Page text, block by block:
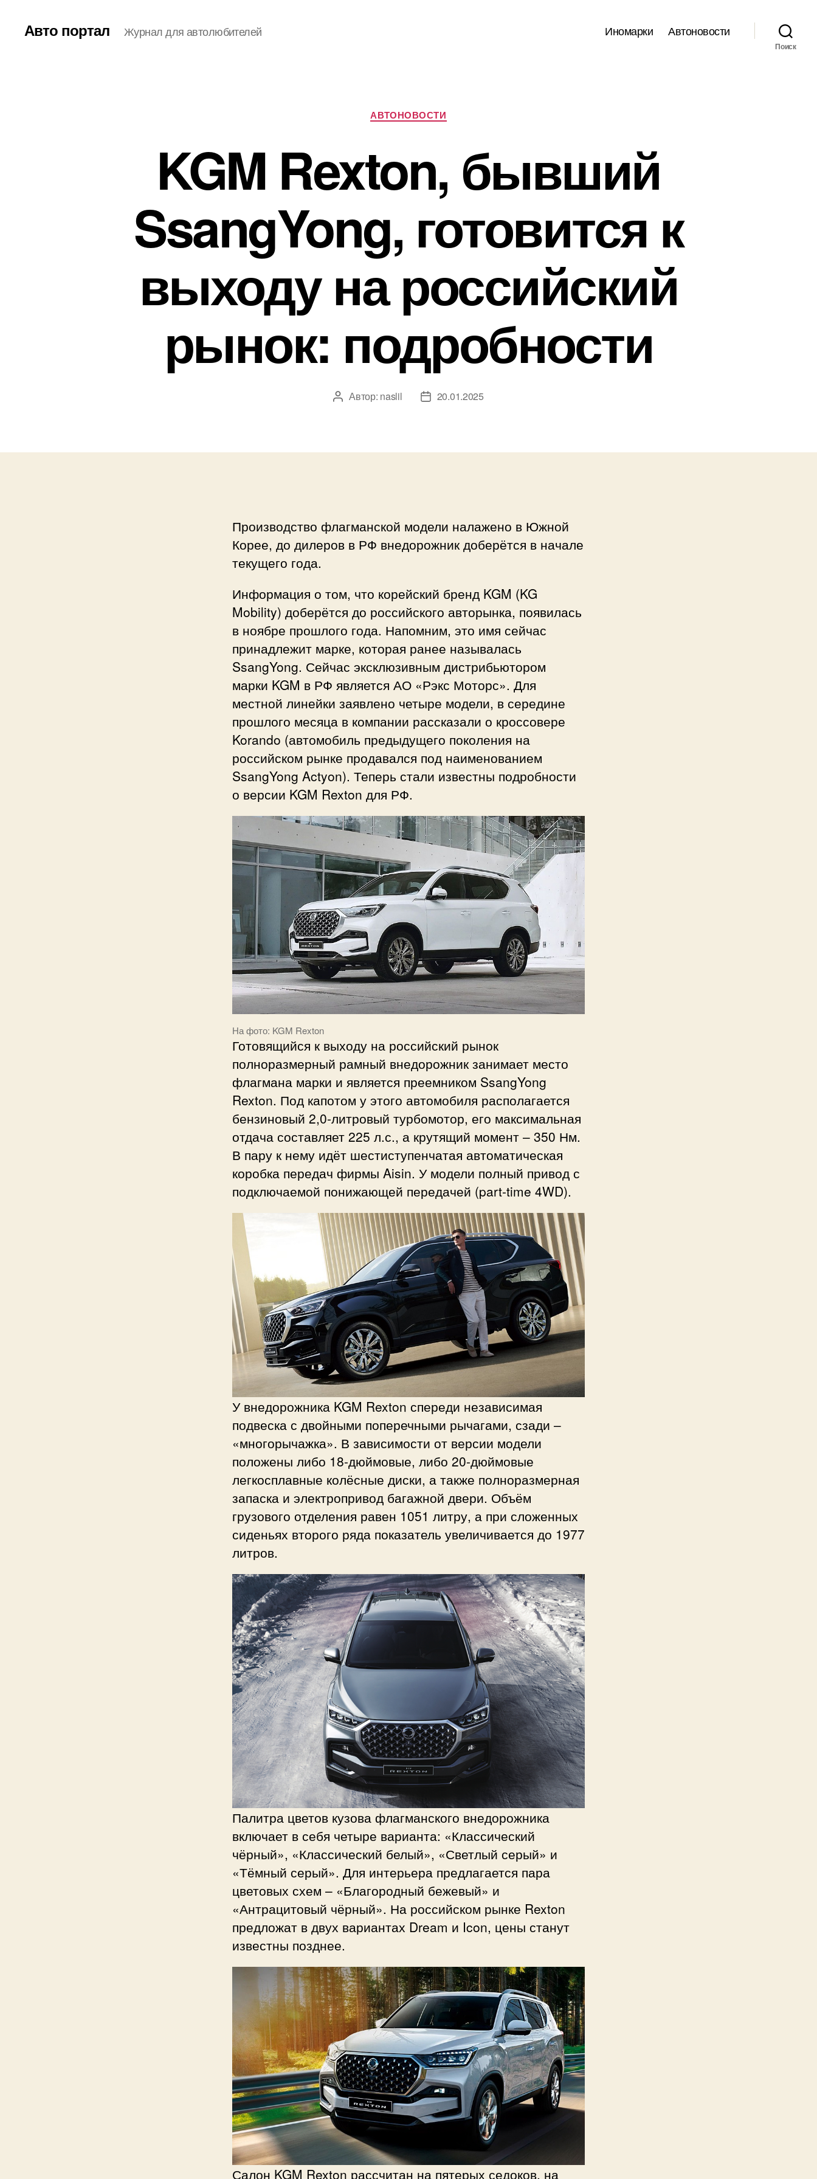
Авто портал Журнал для автолюбителей Иномарки Автоновости
Поиск
Рубрики
АВТОНОВОСТИ
KGM Rexton, бывший
SsangYong, готовится к
выходу на российский
рынок: подробности
Автор
Автор: naslil
Дата20.01.2025
Производство флагманской модели налажено в Южной
Корее, до дилеров в РФ внедорожник доберётся в начале
текущего года.
Информация о том, что корейский бренд KGM (KG
Mobility) доберётся до российского авторынка, появилась
в ноябре прошлого года. Напомним, это имя сейчас
принадлежит марке, которая ранее называлась
SsangYong. Сейчас эксклюзивным дистрибьютором
марки KGM в РФ является АО «Рэкс Моторс». Для
местной линейки заявлено четыре модели, в середине
прошлого месяца в компании рассказали о кроссовере
Korando (автомобиль предыдущего поколения на
российском рынке продавался под наименованием
SsangYong Actyon). Теперь стали известны подробности
о версии KGM Rexton для РФ.
На фото: KGM Rexton
Готовящийся к выходу на российский рынок
полноразмерный рамный внедорожник занимает место
флагмана марки и является преемником SsangYong
Rexton. Под капотом у этого автомобиля располагается
бензиновый 2,0-литровый турбомотор, его максимальная
отдача составляет 225 л.с., а крутящий момент – 350 Нм.
В пару к нему идёт шестиступенчатая автоматическая
коробка передач фирмы Aisin. У модели полный привод с
подключаемой понижающей передачей (part-time 4WD).
У внедорожника KGM Rexton спереди независимая
подвеска с двойными поперечными рычагами, сзади –
«многорычажка». В зависимости от версии модели
положены либо 18-дюймовые, либо 20-дюймовые
легкосплавные колёсные диски, а также полноразмерная
запаска и электропривод багажной двери. Объём
грузового отделения равен 1051 литру, а при сложенных
сиденьях второго ряда показатель увеличивается до 1977
литров.
Палитра цветов кузова флагманского внедорожника
включает в себя четыре варианта: «Классический
чёрный», «Классический белый», «Светлый серый» и
«Тёмный серый». Для интерьера предлагается пара
цветовых схем – «Благородный бежевый» и
«Антрацитовый чёрный». На российском рынке Rexton
предложат в двух вариантах Dream и Icon, цены станут
известны позднее.
Салон KGM Rexton рассчитан на пятерых седоков, на